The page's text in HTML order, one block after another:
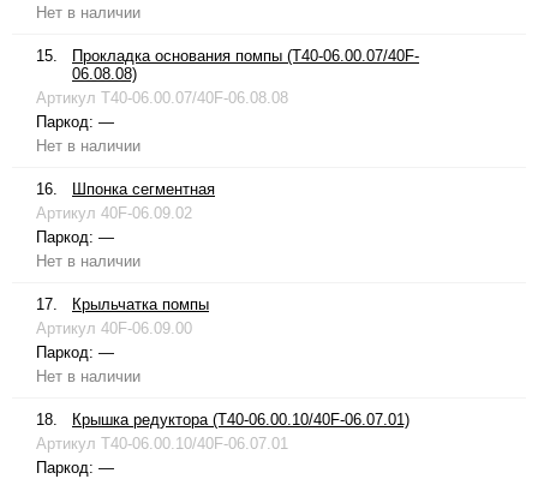
Нет в наличии
15.
Прокладка основания помпы (T40-06.00.07/40F-
06.08.08)
Артикул T40-06.00.07/40F-06.08.08
Паркод: —
Нет в наличии
16.
Шпонка сегментная
Артикул 40F-06.09.02
Паркод: —
Нет в наличии
17.
Крыльчатка помпы
Артикул 40F-06.09.00
Паркод: —
Нет в наличии
18.
Крышка редуктора (T40-06.00.10/40F-06.07.01)
Артикул T40-06.00.10/40F-06.07.01
Паркод: —